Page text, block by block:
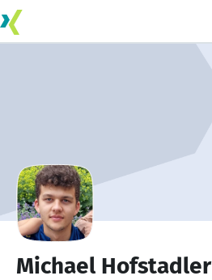
Michael Hofstadler